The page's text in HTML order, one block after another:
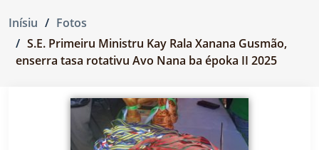
Inísiu
Fotos
S.E. Primeiru Ministru Kay Rala Xanana Gusmão,
enserra tasa rotativu Avo Nana ba époka II 2025